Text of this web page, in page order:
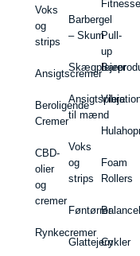
Voks
og
strips
Ansigtscremer
Beroligende
Cremer
CBD-
olier
og
cremer
Rynkecremer
Barbergel
– Skum
Ansigtspleje
til mænd
Voks
og
strips
Føntørrer
Glattejern
Pull-
up
Barer
Foam
Rollers
Cykler